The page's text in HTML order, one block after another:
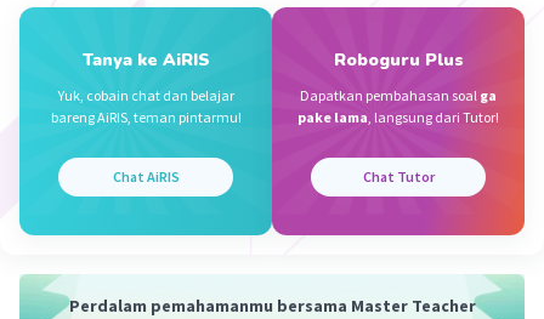
Tanya ke AiRIS
Yuk, cobain chat dan belajar
bareng AiRIS, teman pintarmu!
Chat AiRIS
Roboguru Plus
Dapatkan pembahasan soal ga
pake lama, langsung dari Tutor!
Chat Tutor
Perdalam pemahamanmu bersama Master Teacher